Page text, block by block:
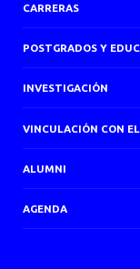
CARRERAS
POSTGRADOS Y
INVESTIGACIÓN
VINCULACIÓN CON
ALUMNI
AGENDA